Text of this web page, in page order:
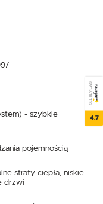
- szybkie
pojemnością
straty ciepła, niskie
drzwi
SEE REVIEWS
4.7